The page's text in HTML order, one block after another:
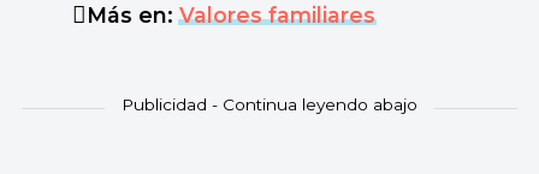
Más en:Valores familiares